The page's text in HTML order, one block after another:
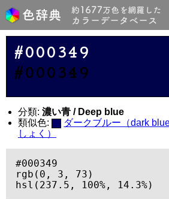
#000349
#000349
分類: 濃い青 / Deep blue
類似色:
ダークブルー（dark
しょく）
#000349
rgb(0, 3, 73)
hsl(237.5, 100%, 14.3%)